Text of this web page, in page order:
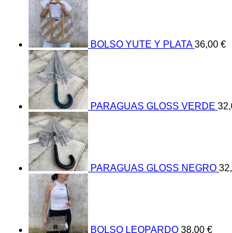
BOLSO YUTE Y PLATA 36,00 €
PARAGUAS GLOSS VERDE
PARAGUAS GLOSS NEGRO
BOLSO LEOPARDO 38,00 €